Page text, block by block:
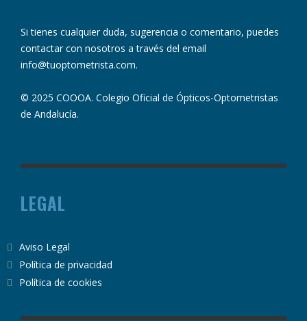
Si tienes cualquier duda, sugerencia o comentario, puedes
contactar con nosotros a través del email
info@tuoptometrista.com.
© 2025 COOOA. Colegio Oficial de Ópticos-Optometristas
de Andalucía.
LEGAL
Aviso Legal
Política de privacidad
Política de cookies